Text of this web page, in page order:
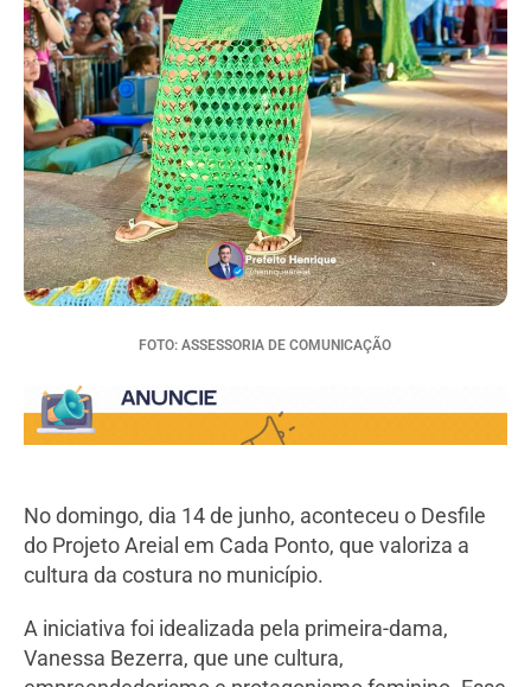
FOTO: ASSESSORIA DE COMUNICAÇÃO
No domingo, dia 14 de junho, aconteceu o Desfile
do Projeto Areial em Cada Ponto, que valoriza a
cultura da costura no município.
A iniciativa foi idealizada pela primeira-dama,
Vanessa Bezerra, que une cultura,